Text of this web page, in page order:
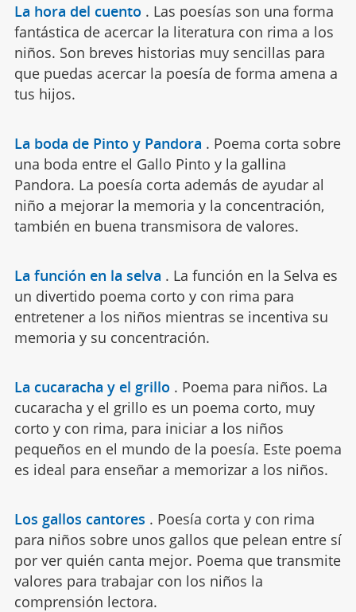
La hora del cuento . Las poesías son una forma
fantástica de acercar la literatura con rima a los
niños. Son breves historias muy sencillas para
que puedas acercar la poesía de forma amena a
tus hijos.
La boda de Pinto y Pandora . Poema corta sobre
una boda entre el Gallo Pinto y la gallina
Pandora. La poesía corta además de ayudar al
niño a mejorar la memoria y la concentración,
también en buena transmisora de valores.
La función en la selva . La función en la Selva es
un divertido poema corto y con rima para
entretener a los niños mientras se incentiva su
memoria y su concentración.
La cucaracha y el grillo . Poema para niños. La
cucaracha y el grillo es un poema corto, muy
corto y con rima, para iniciar a los niños
pequeños en el mundo de la poesía. Este poema
es ideal para enseñar a memorizar a los niños.
Los gallos cantores . Poesía corta y con rima
para niños sobre unos gallos que pelean entre sí
por ver quién canta mejor. Poema que transmite
valores para trabajar con los niños la
comprensión lectora.